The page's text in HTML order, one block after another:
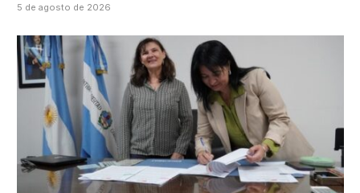
5 de agosto de 2026